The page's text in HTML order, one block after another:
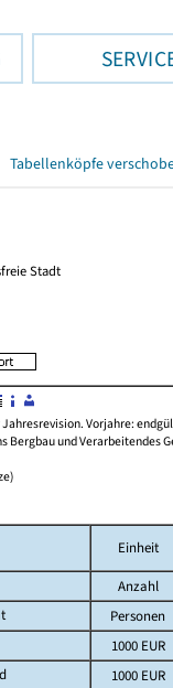
Tabellenköpfe
Stadt
Vorjahre:
und
Einheit
Anzahl
Personen
1000 EUR
1000 EUR